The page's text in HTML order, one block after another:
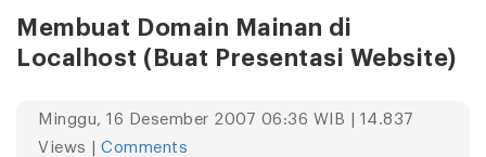
Membuat Domain Mainan di
Localhost (Buat Presentasi Website)
Minggu, 16 Desember 2007 06:36 WIB | 14.837
Views | Comments